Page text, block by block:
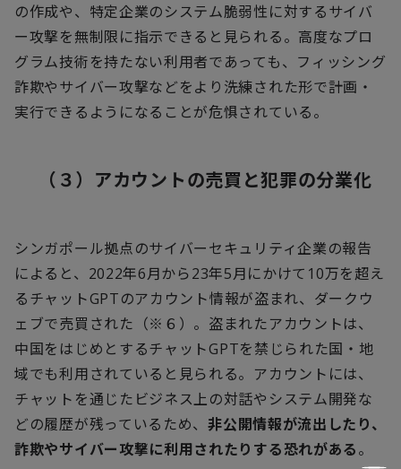
の作成や、特定企業のシステム脆弱性に対するサイバ
ー攻撃を無制限に指示できると見られる。高度なプロ
グラム技術を持たない利用者であっても、フィッシング
詐欺やサイバー攻撃などをより洗練された形で計画・
実行できるようになることが危惧されている。
（３）アカウントの売買と犯罪の分業化
シンガポール拠点のサイバーセキュリティ企業の報告
によると、 2022年6月から23年5月にかけて 10万を超え
るチャットGPTのアカウント情報が盗まれ、ダークウ
ェブで売買された（※６）。盗まれたアカウントは、
中国をはじめとするチャットGPTを禁じられた国・地
域でも利用されていると見られる。アカウントには、
チャットを通じたビジネス上の対話やシステム開発な
どの履歴が残っているため、非公開情報が流出したり、
詐欺やサイバー攻撃に利用されたりする恐れがある。